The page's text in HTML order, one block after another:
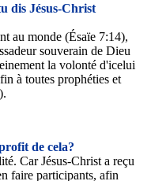
dis Jésus-Christ
au monde (Ésaïe 7:14),
souverain de Dieu
la volonté d'icelui
à toutes prophéties et
de cela?
Car Jésus-Christ a reçu
faire participants, afin